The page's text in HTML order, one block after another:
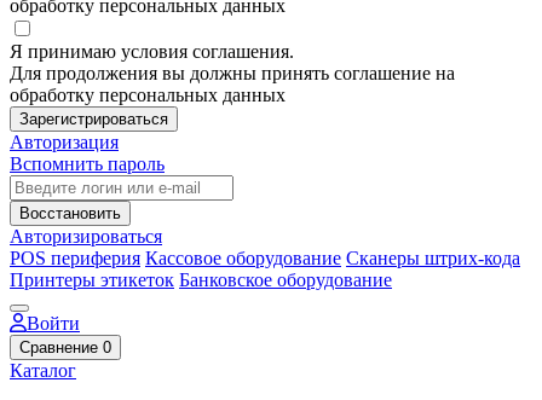
обработку персональных данных
Я принимаю условия соглашения.
Для продолжения вы должны принять соглашение на
обработку персональных данных
Зарегистрироваться
Авторизация
Вспомнить пароль
Восстановить
Авторизироваться
POS периферия Кассовое оборудование Сканеры штрих-кода
Принтеры этикеток Банковское оборудование
Войти
Сравнение 0
Каталог